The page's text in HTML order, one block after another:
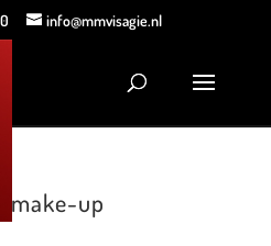
info@mmvisagie.nl
up